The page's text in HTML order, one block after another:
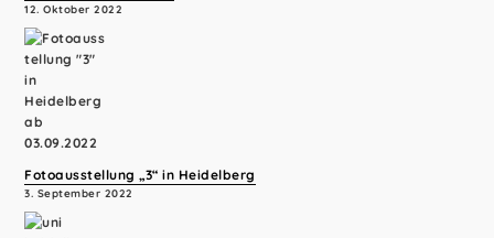
12. Oktober 2022
Fotoausstellung „3“ in Heidelberg
3. September 2022